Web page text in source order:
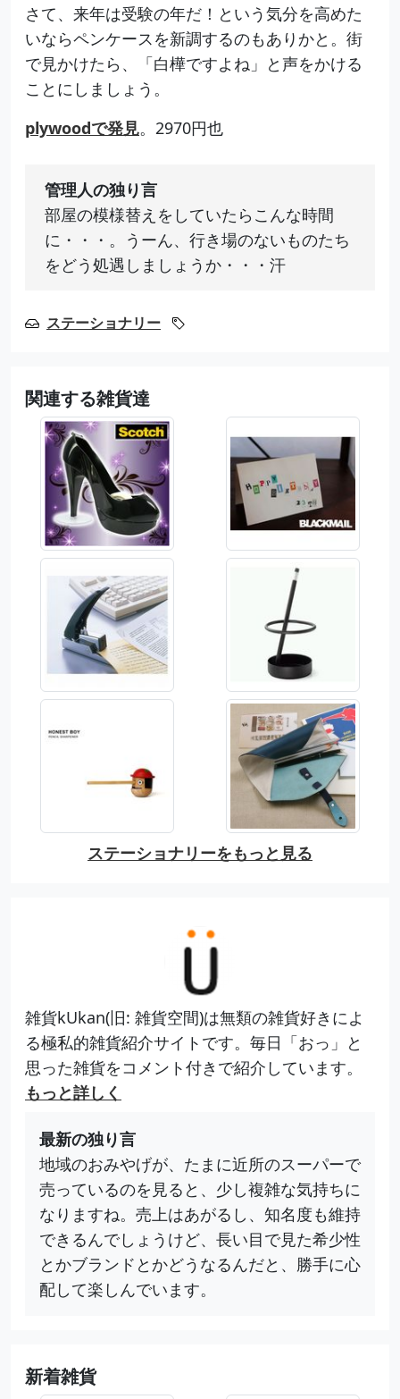
さて、来年は受験の年だ！という気分を高めた
いならペンケースを新調するのもありかと。街
で見かけたら、「白樺ですよね」と声をかける
ことにしましょう。
plywoodで発見。2970円也
管理人の独り言
部屋の模様替えをしていたらこんな時間
に・・・。うーん、行き場のないものたち
をどう処遇しましょうか・・・汗
ステーショナリー
関連する雑貨達
ステーショナリーをもっと見る
雑貨kUkan(旧: 雑貨空間)は無類の雑貨好きによ
る極私的雑貨紹介サイトです。毎日「おっ」と
思った雑貨をコメント付きで紹介しています。
もっと詳しく
最新の独り言
地域のおみやげが、たまに近所のスーパーで
売っているのを見ると、少し複雑な気持ちに
なりますね。売上はあがるし、知名度も維持
できるんでしょうけど、長い目で見た希少性
とかブランドとかどうなるんだと、勝手に心
配して楽しんでいます。
新着雑貨